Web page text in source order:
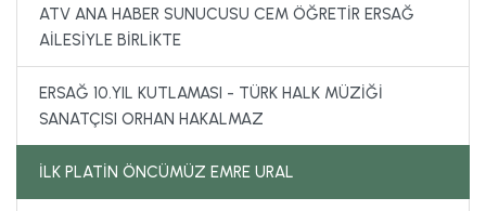
ATV ANA HABER SUNUCUSU CEM ÖĞRETİR ERSAĞ
AİLESİYLE BİRLİKTE
ERSAĞ 10.YIL KUTLAMASI - TÜRK HALK MÜZİĞİ
SANATÇISI ORHAN HAKALMAZ
İLK PLATİN ÖNCÜMÜZ EMRE URAL